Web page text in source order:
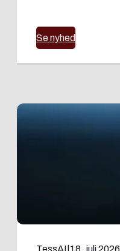
Se nyhed
TessAI 18. juli 2026